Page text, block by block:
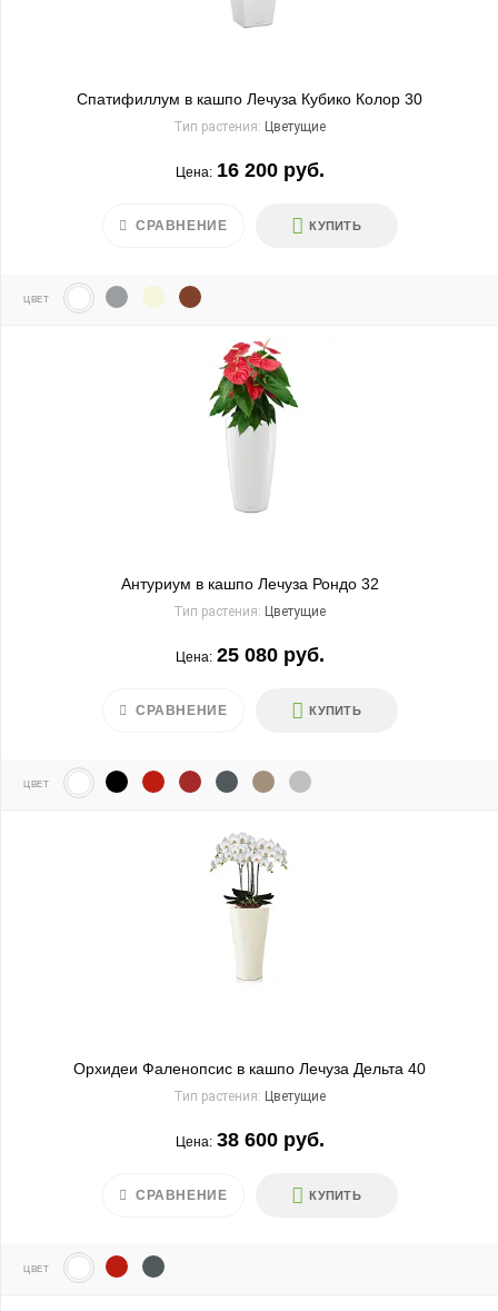
Спатифиллум в кашпо Лечуза Кубико Колор 30
Тип растения: Цветущие
Цена: 16 200 руб.
КУПИТЬ
СРАВНЕНИЕ
ЦВЕТ
Антуриум в кашпо Лечуза Рондо 32
Тип растения: Цветущие
Цена: 25 080 руб.
КУПИТЬ
СРАВНЕНИЕ
ЦВЕТ
Орхидеи Фаленопсис в кашпо Лечуза Дельта 40
Тип растения: Цветущие
Цена: 38 600 руб.
КУПИТЬ
СРАВНЕНИЕ
ЦВЕТ